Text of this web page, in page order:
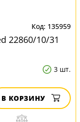
135959
22860/10/31
3 шт.
В КОРЗИНУ